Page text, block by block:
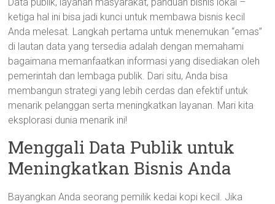
ketiga hal ini bisa jadi kunci untuk membawa bisnis kecil
Anda melesat. Langkah pertama untuk menemukan “emas”
di lautan data yang tersedia adalah dengan memahami
bagaimana memanfaatkan informasi yang disediakan oleh
pemerintah dan lembaga publik. Dari situ, Anda bisa
membangun strategi yang lebih cerdas dan efektif untuk
menarik pelanggan serta meningkatkan layanan. Mari kita
eksplorasi dunia menarik ini!
Menggali Data Publik untuk
Meningkatkan Bisnis Anda
Bayangkan Anda seorang pemilik kedai kopi kecil. Jika